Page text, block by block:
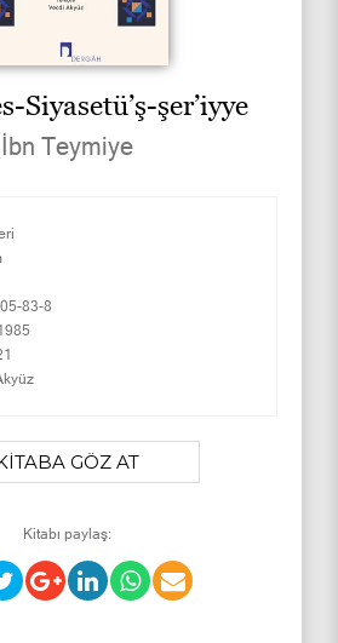
Siyasetü’ş-şer’iyye
İbn Teymiye
83-8
GÖZ AT
Kitabı paylaş: